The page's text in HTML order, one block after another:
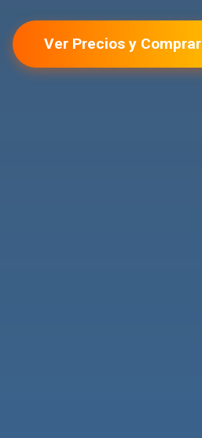
Ver Precios y Comprar